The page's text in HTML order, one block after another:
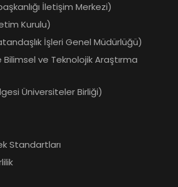
İletişim Merkezi)
Kurulu)
İşleri Genel Müdürlüğü)
Bilimsel ve Teknolojik Araştırma
Üniversiteler Birliği)
Standartları